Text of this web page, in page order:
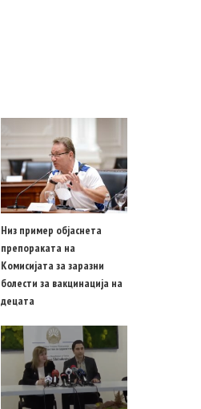
Низ пример објаснета
препораката на
Комисијата за заразни
болести за вакцинација на
децата